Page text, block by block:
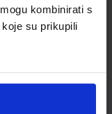
kombinirati s
su prikupili